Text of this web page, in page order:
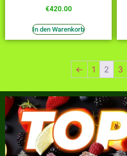
Bewertet
mit
von 5
€420.00
In den Warenkorb
← 1 2 3